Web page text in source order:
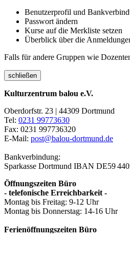
Benutzerprofil und
Passwort ändern
Kurse auf die Merkliste setzen
Überblick über die
Falls für andere Gruppen wie
schließen
Kulturzentrum balou e.V.
Oberdorfstr. 23 | 44309 Dortmund
Tel: 0231 99773630
Fax: 0231 997736320
E-Mail: post@balou-dortmund.de
Bankverbindung:
Sparkasse Dortmund IBAN DE59
Öffnungszeiten Büro
- telefonische Erreichbarkeit -
Montag bis Freitag: 9-12 Uhr
Montag bis Donnerstag: 14-16 Uhr
Ferienöffnungszeiten Büro